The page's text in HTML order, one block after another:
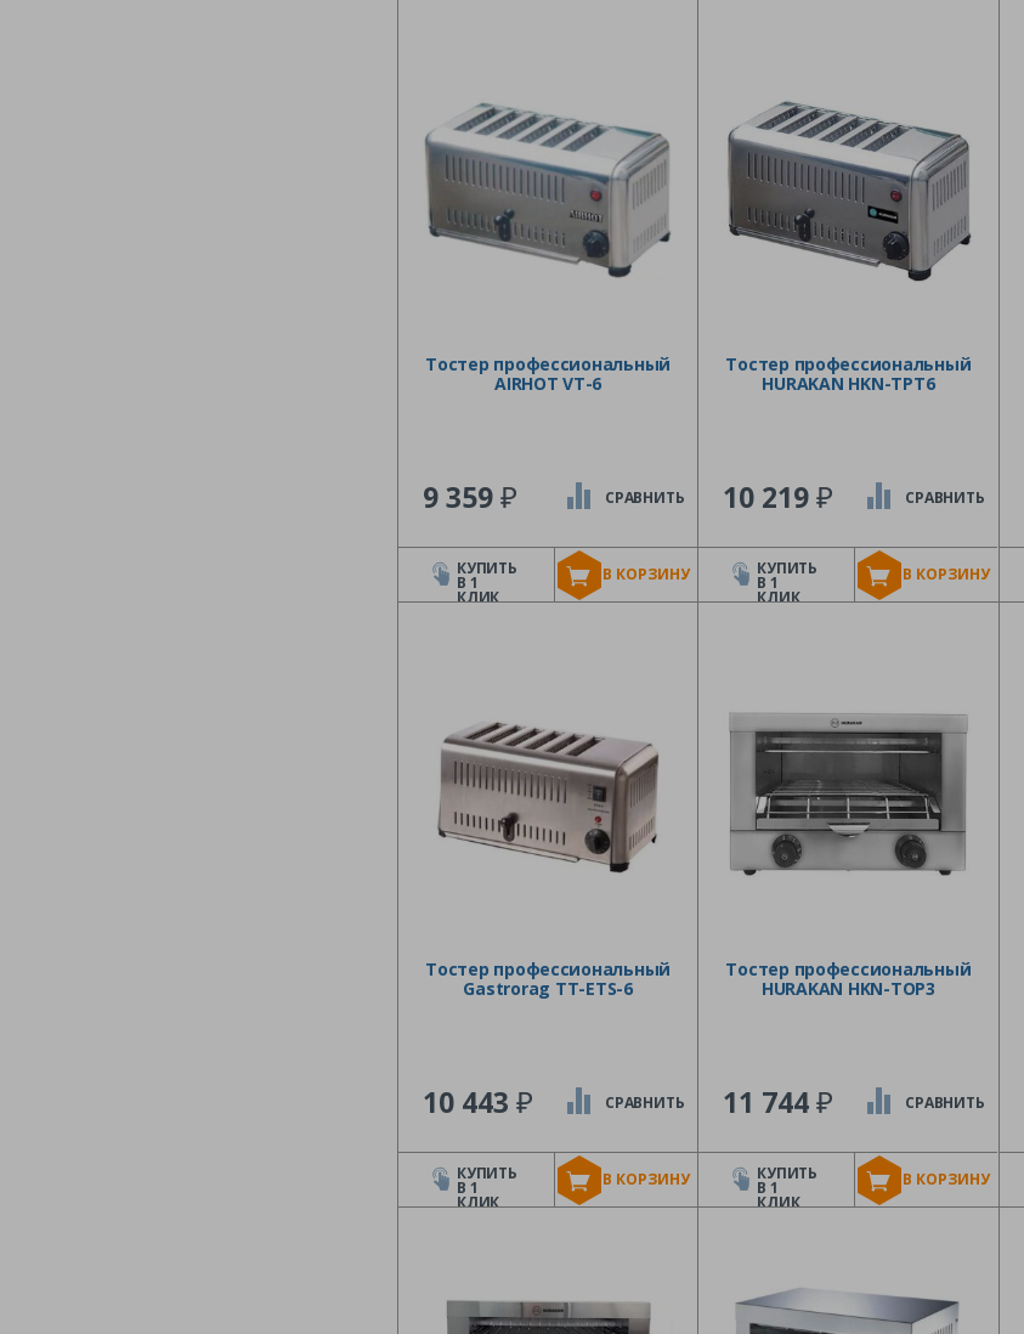
Тостер профессиональный
AIRHOT VT-6
9 359₽
В КОРЗИНУ
СРАВНИТЬ
КУПИТЬ
В 1
КЛИК
Тостер профессиональный
HURAKAN HKN-TPT6
10 219₽
В КОРЗИНУ
СРАВНИТЬ
КУПИТЬ
В 1
КЛИК
Тостер профессиональный
Gastrorag TT-ETS-6
10 443 ₽
В КОРЗИНУ
СРАВНИТЬ
КУПИТЬ
В 1
КЛИК
Тостер профессиональный
HURAKAN HKN-TOP3
11 744₽
В КОРЗИНУ
СРАВНИТЬ
КУПИТЬ
В 1
КЛИК